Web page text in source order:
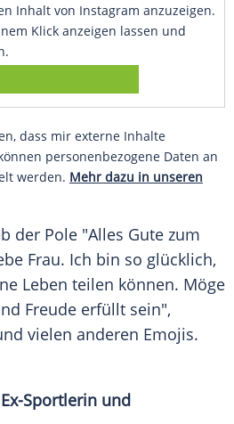
Inhalt von Instagram anzuzeigen.
Klick anzeigen lassen und
dass mir externe Inhalte
personenbezogene Daten an
werden. Mehr dazu in unseren
der Pole "Alles Gute zum
Frau. Ich bin so glücklich,
Leben teilen können. Möge
Freude erfüllt sein",
vielen anderen Emojis.
Sportlerin und